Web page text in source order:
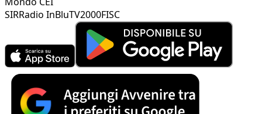
SIRRadio InBluTV2000FISC